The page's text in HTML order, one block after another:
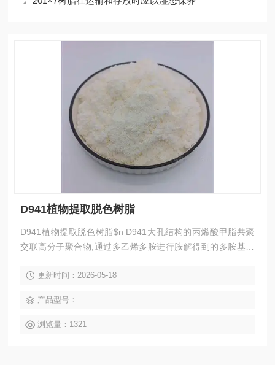
D941植物提取脱色树脂
D941植物提取脱色树脂$n D941大孔结构的丙烯酸甲脂共聚
交联高分子聚合物,通过多乙烯多胺进行胺解得到的多胺基弱
菊糖等糖类食品工业中的精制脱色,也适用于人参皂甙、三七
更新时间：2026-05-18
产品型号：
浏览量：1321